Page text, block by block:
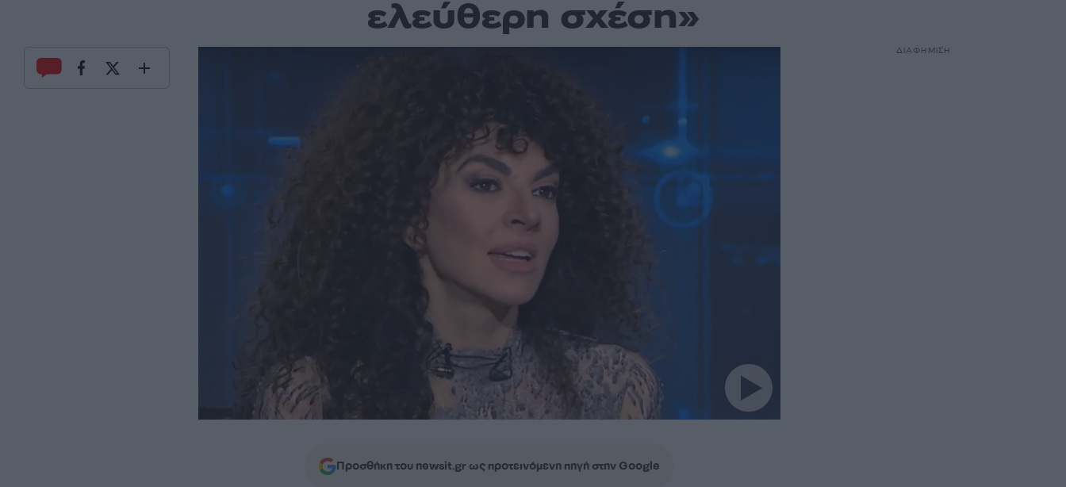
ελεύθερη σχέση»
Προσθήκη του newsit.gr ως προτεινόμενη πηγή στην Google
ΔΙΑΦΗΜΙΣΗ